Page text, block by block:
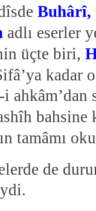
Buhârî,
adlı eserler
üçte biri,
kadar
ahkâm’dan
bahsine
ın tamâmı
de